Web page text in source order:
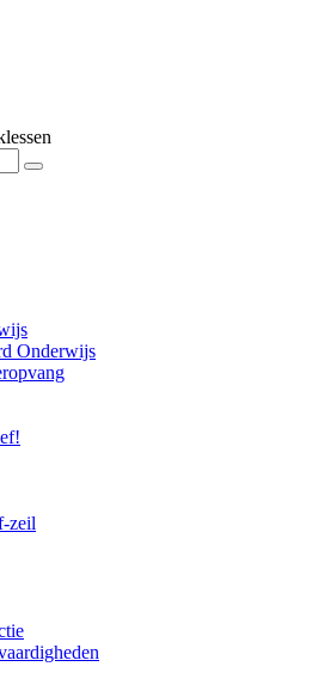
Onderwijs
zeil